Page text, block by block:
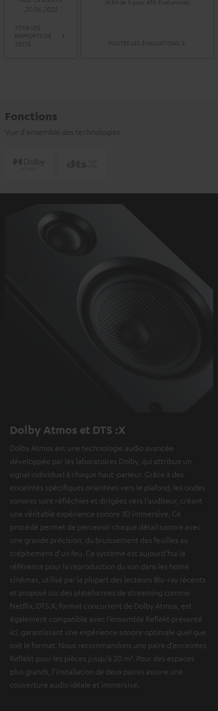
25.06.2025
TOUS LES
RAPPORTS DE
TESTS
(4.84 de 5 pour 430 Evaluations)
TOUTES LES ÉVALUATIONS
Fonctions
Vue d'ensemble des technologies
Dolby Atmos et DTS :X
Dolby Atmos est une technologie audio avancée
développée par les laboratoires Dolby, qui attribue un
signal individuel à chaque haut-parleur. Grâce à des
enceintes spécifiques orientées vers le plafond, les ondes
sonores sont réfléchies et dirigées vers l’auditeur, créant
une véritable expérience sonore 3D immersive. Ce
procédé permet de percevoir chaque détail sonore avec
une grande précision, du bruissement des feuilles au
crépitement d’un feu. Ce système est aujourd’hui la
référence pour la reproduction du son dans les home
cinémas, utilisé par la plupart des lecteurs Blu-ray récents
et proposé sur des plateformes de streaming comme
Netflix. DTS:X, format concurrent de Dolby Atmos, est
également compatible avec l’ensemble Reflekt présenté
ici, garantissant une expérience sonore optimale quel que
soit le format. Nous recommandons une paire d’enceintes
Reflekt pour les pièces jusqu’à 20 m². Pour des espaces
plus grands, l’installation de deux paires assure une
couverture audio idéale et immersive.